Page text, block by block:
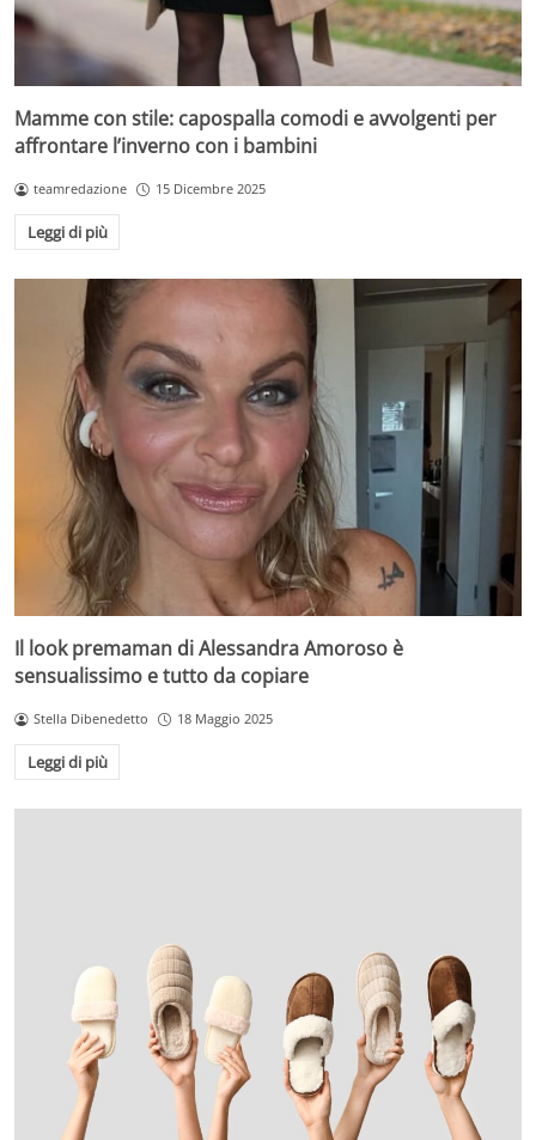
Mamme con stile: capospalla comodi e avvolgenti per
affrontare l’inverno con i bambini
teamredazione 15 Dicembre 2025
Leggi di più
Il look premaman di Alessandra Amoroso è
sensualissimo e tutto da copiare
Stella Dibenedetto 18 Maggio 2025
Leggi di più